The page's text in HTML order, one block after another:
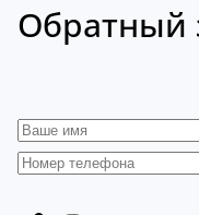
Обратный